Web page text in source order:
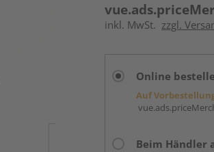
inkl. MwSt. zzgl.
Online
Auf
Beim Händler